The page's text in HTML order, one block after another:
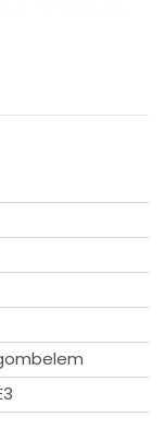
égést
és Infravörös
szolár cella -
fejkosár
továbbá ANSI Z